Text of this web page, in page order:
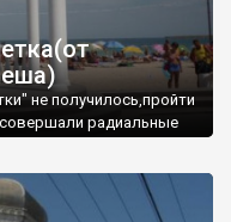
не получилось,пройти
радиальные